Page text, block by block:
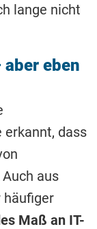
lange nicht
eben
dass
aus
häufiger
Maß an IT-